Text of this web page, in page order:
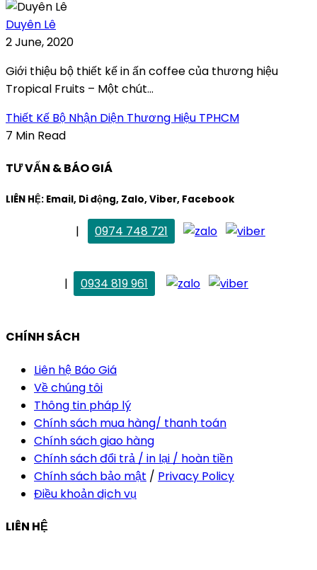
Duyên Lê
2 June, 2020
Giới thiệu bộ thiết kế in ấn coffee của thương hiệu
Tropical Fruits – Một chút...
Thiết Kế Bộ Nhận Diện Thương Hiệu TPHCM
7 Min Read
TƯ VẤN & BÁO GIÁ
LIÊN HỆ: Email, Di động, Zalo, Viber, Facebook
|
0974 748 721
|
0934 819 961
CHÍNH SÁCH
Liên hệ Báo Giá
Về chúng tôi
Thông tin pháp lý
Chính sách mua hàng/ thanh toán
Chính sách giao hàng
Chính sách đổi trả / in lại / hoàn tiền
Chính sách bảo mật / Privacy Policy
Điều khoản dịch vụ
LIÊN HỆ